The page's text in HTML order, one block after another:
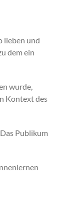
lieben und
dem ein
wurde,
Kontext des
Publikum